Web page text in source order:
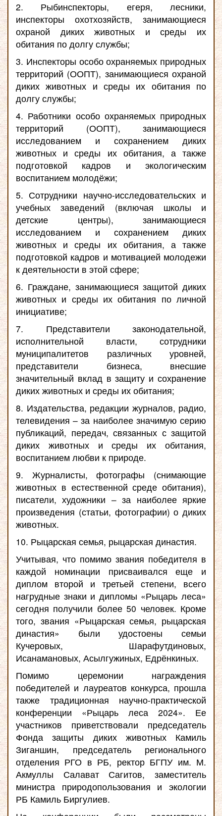
2. Рыбинспекторы, егеря, лесники,
инспекторы охотхозяйств, занимающиеся
охраной диких животных и среды их
обитания по долгу службы;
3. Инспекторы особо охраняемых природных
территорий (ООПТ), занимающиеся охраной
диких животных и среды их обитания по
долгу службы;
4. Работники особо охраняемых природных
территорий (ООПТ), занимающиеся
исследованием и сохранением диких
животных и среды их обитания, а также
подготовкой кадров и экологическим
воспитанием молодёжи;
5. Сотрудники научно-исследовательских и
учебных заведений (включая школы и
детские центры), занимающиеся
исследованием и сохранением диких
животных и среды их обитания, а также
подготовкой кадров и мотивацией молодежи
к деятельности в этой сфере;
6. Граждане, занимающиеся защитой диких
животных и среды их обитания по личной
инициативе;
7. Представители законодательной,
исполнительной власти, сотрудники
муниципалитетов различных уровней,
представители бизнеса, внесшие
значительный вклад в защиту и сохранение
диких животных и среды их обитания;
8. Издательства, редакции журналов, радио,
телевидения – за наиболее значимую серию
публикаций, передач, связанных с защитой
диких животных и среды их обитания,
воспитанием любви к природе.
9. Журналисты, фотографы (снимающие
животных в естественной среде обитания),
писатели, художники – за наиболее яркие
произведения (статьи, фотографии) о диких
животных.
10. Рыцарская семья, рыцарская династия.
Учитывая, что помимо звания победителя в
каждой номинации присваивался еще и
диплом второй и третьей степени, всего
нагрудные знаки и дипломы «Рыцарь леса»
сегодня получили более 50 человек. Кроме
того, звания «Рыцарская семья, рыцарская
династия» были удостоены семьи
Кучеровых, Шарафутдиновых,
Исанамановых, Асылгужиных, Едрёнкиных.
Помимо церемонии награждения
победителей и лауреатов конкурса, прошла
также традиционная научно-практической
конференции «Рыцарь леса 2024». Ее
участников приветствовали председатель
Фонда защиты диких животных Камиль
Зиганшин, председатель регионального
отделения РГО в РБ, ректор БГПУ им. М.
Акмуллы Салават Сагитов, заместитель
министра природопользования и экологии
РБ Камиль Биргулиев.